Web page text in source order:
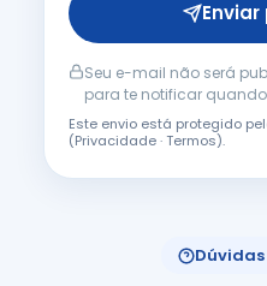
Seu e-mail não será
para te notificar
Este envio está protegido
(Privacidade·Termos).